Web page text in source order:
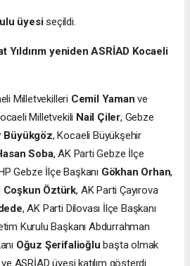
üyesiseçildi.
Yıldırım yeniden ASRİAD Kocaeli
Milletvekilleri Cemil Yaman ve
Milletvekili Nail Çiler, Gebze
Büyükgöz, Kocaeli Büyükşehir
Soba, AK Parti Gebze İlçe
Gebze İlçe Başkanı Gökhan Orhan,
Coşkun Öztürk, AK Parti Çayırova
, AK Parti Dilovası İlçe Başkanı
Kurulu Başkanı Abdurrahman
Oğuz Şerifalioğlu başta olmak
ASRİAD üyesi katılım gösterdi.